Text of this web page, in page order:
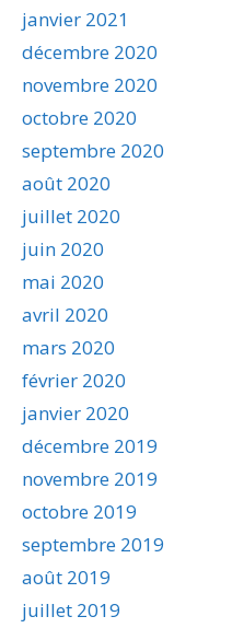
janvier 2021
décembre 2020
novembre 2020
octobre 2020
septembre 2020
août 2020
juillet 2020
juin 2020
mai 2020
avril 2020
mars 2020
février 2020
janvier 2020
décembre 2019
novembre 2019
octobre 2019
septembre 2019
août 2019
juillet 2019